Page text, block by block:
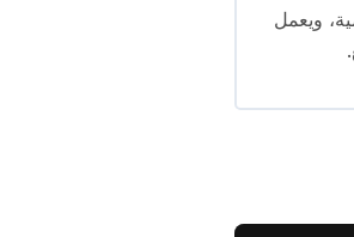
ويعمل